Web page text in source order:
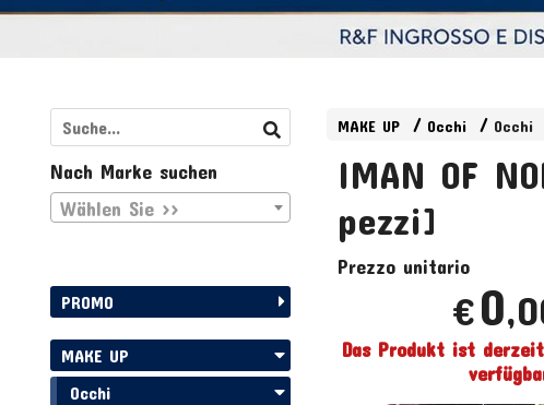
MAKE UP Occhi Occhi
IMAN OF
pezzi]
Prezzo unitario
€0
Das Produkt ist
Nach Marke suchen
Wählen Sie >>
PROMO
MAKE UP
Occhi